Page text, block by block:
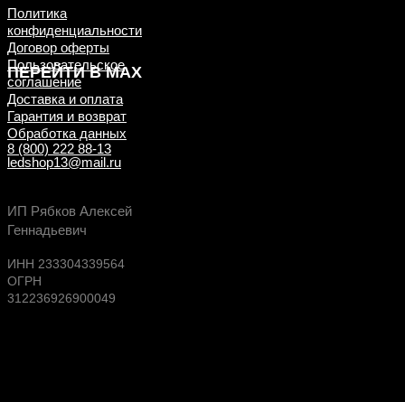
ПЕРЕЙТИ В MAX
Будь в курсе выгодных предложений,
новых поступлений на склад
Политика
конфиденциальности
Договор оферты
Пользовательское
соглашение
Доставка и оплата
Гарантия и возврат
Обработка данных
8 (800) 222 88-13
ledshop13@mail.ru
ИП Рябков Алексей
Геннадьевич
ИНН 233304339564
ОГРН
312236926900049